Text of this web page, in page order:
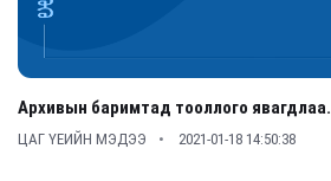
Архивын баримтад тооллого явагдлаа.
ЦАГ ҮЕИЙН МЭДЭЭ 2021-01-18 14:50:38